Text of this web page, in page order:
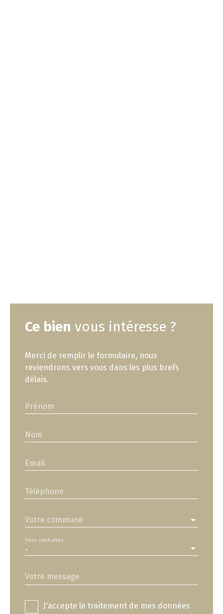
Ce bien vous intéresse ?
Merci de remplir le formulaire, nous
reviendrons vers vous dans les plus brefs
délais.
Prénom
Nom
Email
Téléphone
Votre commune
-
Vous souhaitez
Votre message
J'accepte le traitement de mes données